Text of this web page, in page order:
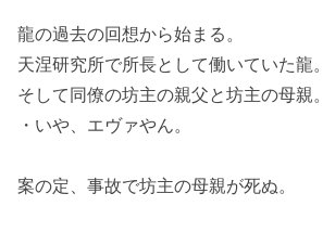
龍の過去の回想から始まる。
天涅研究所で所長として働いていた龍。
そして同僚の坊主の親父と坊主の母親。
・いや、エヴァやん。
案の定、事故で坊主の母親が死ぬ。